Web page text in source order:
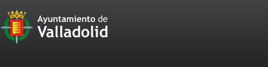
Portal
Web